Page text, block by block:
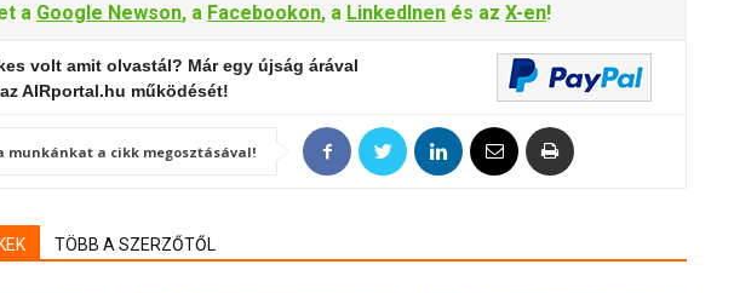
a Google Newson, a Facebookon, a LinkedInen és az X-en!
volt amit olvastál? Már egy újság árával
AIRportal.hu működését!
munkánkat a cikk megosztásával!
TÖBB A SZERZŐTŐL